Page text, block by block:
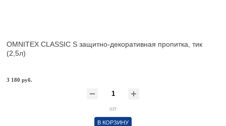
OMNITEX CLASSIC S защитно-декоративная пропитка, тик
(2,5л)
3 180 руб.
шт
В КОРЗИНУ